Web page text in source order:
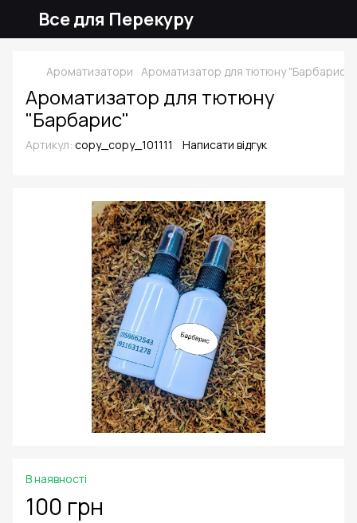
Все для Перекуру
Ароматизатори Ароматизатор для тютюну "Барбарис"
Ароматизатор для тютюну
"Барбарис"
Артикул: copy_copy_101111 Написати відгук
В наявності
100 грн